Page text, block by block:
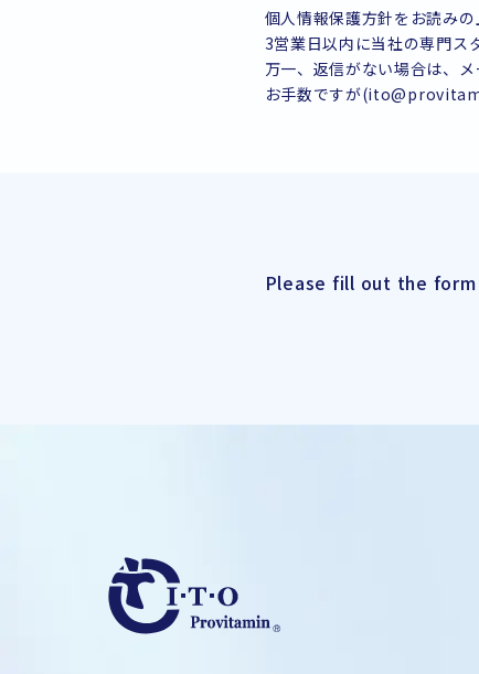
個人情報保護方針をお読み
3営業日以内に当社の専門ス
万一、返信がない場合は、
お手数ですが
Please fill out the